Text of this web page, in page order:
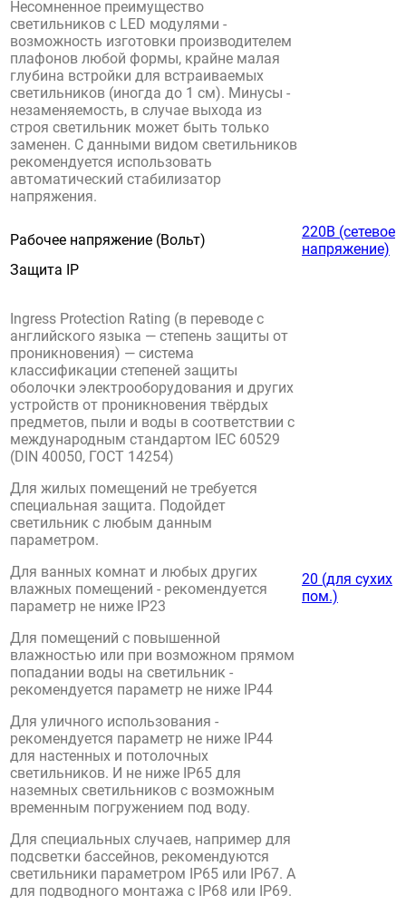
Несомненное преимущество
светильников с LED модулями -
возможность изготовки производителем
плафонов любой формы, крайне малая
глубина встройки для встраиваемых
светильников (иногда до 1 см). Минусы -
незаменяемость, в случае выхода из
строя светильник может быть только
заменен. С данными видом светильников
рекомендуется использовать
автоматический стабилизатор
напряжения.
Рабочее напряжение (Вольт)
220В (сетевое
напряжение)
Защита IP
Ingress Protection Rating (в переводе с
английского языка — степень защиты от
проникновения) — система
классификации степеней защиты
оболочки электрооборудования и других
устройств от проникновения твёрдых
предметов, пыли и воды в соответствии с
международным стандартом IEC 60529
(DIN 40050, ГОСТ 14254)
Для жилых помещений не требуется
специальная защита. Подойдет
светильник с любым данным
параметром.
Для ванных комнат и любых других
влажных помещений - рекомендуется
параметр не ниже IP23
Для помещений с повышенной
влажностью или при возможном прямом
попадании воды на светильник -
рекомендуется параметр не ниже IP44
Для уличного использования -
рекомендуется параметр не ниже IP44
для настенных и потолочных
светильников. И не ниже IP65 для
наземных светильников с возможным
временным погружением под воду.
Для специальных случаев, например для
подсветки бассейнов, рекомендуются
светильники параметром IP65 или IP67. А
для подводного монтажа с IP68 или IP69.
20 (для сухих
пом.)